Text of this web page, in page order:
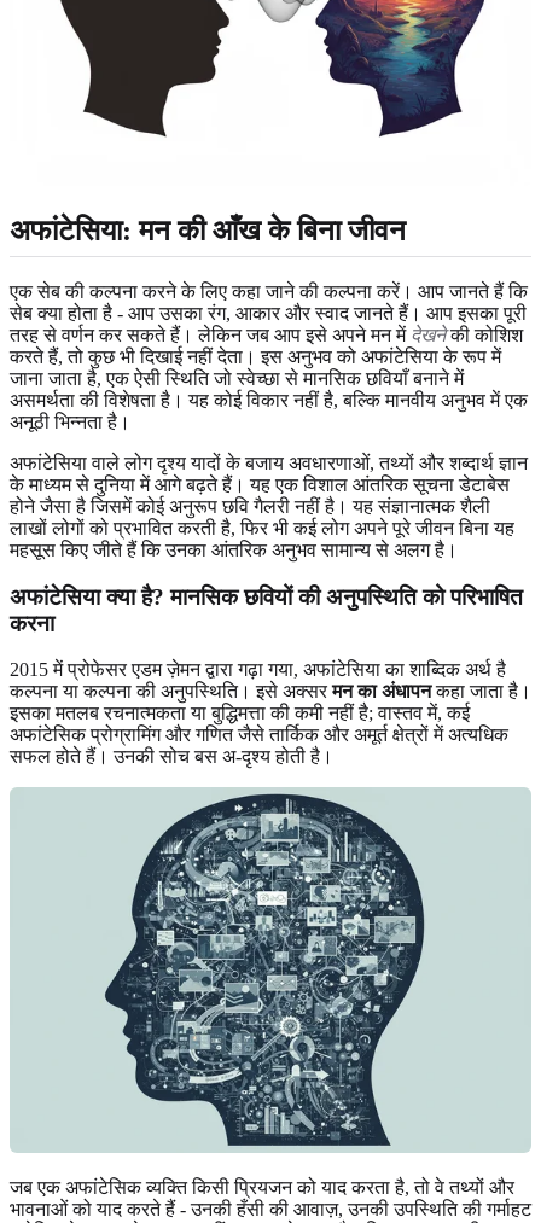
अफांटेसिया: मन की आँख के बिना जीवन
एक सेब की कल्पना करने के लिए कहा जाने की कल्पना करें। आप जानते हैं कि
सेब क्या होता है - आप उसका रंग, आकार और स्वाद जानते हैं। आप इसका पूरी
तरह से वर्णन कर सकते हैं। लेकिन जब आप इसे अपने मन में देखनेकी कोशिश
करते हैं, तो कुछ भी दिखाई नहीं देता। इस अनुभव को अफांटेसिया के रूप में
जाना जाता है, एक ऐसी स्थिति जो स्वेच्छा से मानसिक छवियाँ बनाने में
असमर्थता की विशेषता है। यह कोई विकार नहीं है, बल्कि मानवीय अनुभव में एक
अनूठी भिन्नता है।
अफांटेसिया वाले लोग दृश्य यादों के बजाय अवधारणाओं, तथ्यों और शब्दार्थ ज्ञान
के माध्यम से दुनिया में आगे बढ़ते हैं। यह एक विशाल आंतरिक सूचना डेटाबेस
होने जैसा है जिसमें कोई अनुरूप छवि गैलरी नहीं है। यह संज्ञानात्मक शैली
लाखों लोगों को प्रभावित करती है, फिर भी कई लोग अपने पूरे जीवन बिना यह
महसूस किए जीते हैं कि उनका आंतरिक अनुभव सामान्य से अलग है।
अफांटेसिया क्या है? मानसिक छवियों की अनुपस्थिति को परिभाषित
करना
2015 में प्रोफेसर एडम ज़ेमन द्वारा गढ़ा गया, अफांटेसिया का शाब्दिक अर्थ है
कल्पना या कल्पना की अनुपस्थिति। इसे अक्सरमन का अंधापनकहा जाता है।
इसका मतलब रचनात्मकता या बुद्धिमत्ता की कमी नहीं है; वास्तव में, कई
अफांटेसिक प्रोग्रामिंग और गणित जैसे तार्किक और अमूर्त क्षेत्रों में अत्यधिक
सफल होते हैं। उनकी सोच बस अ-दृश्य होती है।
जब एक अफांटेसिक व्यक्ति किसी प्रियजन को याद करता है, तो वे तथ्यों और
भावनाओं को याद करते हैं - उनकी हँसी की आवाज़, उनकी उपस्थिति की गर्माहट